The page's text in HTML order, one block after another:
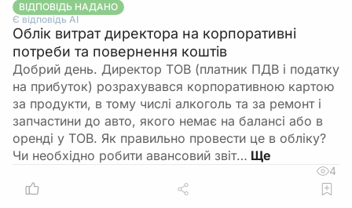
ВІДПОВІДЬ НАДАНО
Є відповідь АІ
Облік витрат директора на корпоративні
потреби та повернення коштів
Добрий день. Директор ТОВ (платник ПДВ і податку
на прибуток) розрахувався корпоративною картою
за продукти, в тому числі алкоголь та за ремонт і
запчастини до авто, якого немає на балансі або в
оренді у ТОВ. Як правильно провести це в обліку?
Чи необхідно робити авансовий звіт…
4